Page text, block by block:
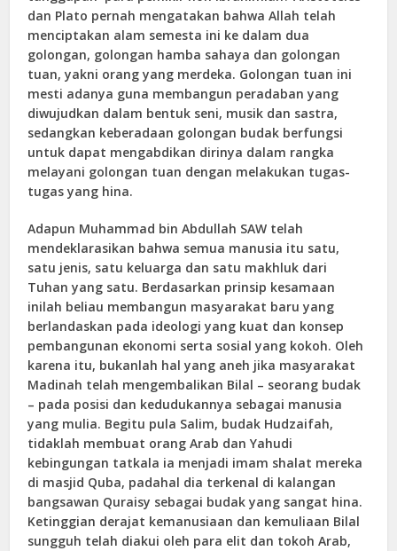
dan Plato pernah mengatakan bahwa Allah telah
menciptakan alam semesta ini ke dalam dua
golongan, golongan hamba sahaya dan golongan
tuan, yakni orang yang merdeka. Golongan tuan ini
mesti adanya guna membangun peradaban yang
diwujudkan dalam bentuk seni, musik dan sastra,
sedangkan keberadaan golongan budak berfungsi
untuk dapat mengabdikan dirinya dalam rangka
melayani golongan tuan dengan melakukan tugas-
tugas yang hina.
Adapun Muhammad bin Abdullah SAW telah
mendeklarasikan bahwa semua manusia itu satu,
satu jenis, satu keluarga dan satu makhluk dari
Tuhan yang satu. Berdasarkan prinsip kesamaan
inilah beliau membangun masyarakat baru yang
berlandaskan pada ideologi yang kuat dan konsep
pembangunan ekonomi serta sosial yang kokoh. Oleh
karena itu, bukanlah hal yang aneh jika masyarakat
Madinah telah mengembalikan Bilal – seorang budak
– pada posisi dan kedudukannya sebagai manusia
yang mulia. Begitu pula Salim, budak Hudzaifah,
tidaklah membuat orang Arab dan Yahudi
kebingungan tatkala ia menjadi imam shalat mereka
di masjid Quba, padahal dia terkenal di kalangan
bangsawan Quraisy sebagai budak yang sangat hina.
Ketinggian derajat kemanusiaan dan kemuliaan Bilal
sungguh telah diakui oleh para elit dan tokoh Arab,